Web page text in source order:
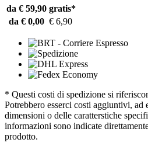
da € 59,90 gratis*
da € 0,00 € 6,90
* Questi costi di spedizione si
Potrebbero esserci costi aggiuntivi, ad
dimensioni o delle caratterstiche
informazioni sono indicate
prodotto.